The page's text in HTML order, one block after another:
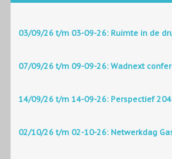
03/09/26 t/m 03-09-26: Ruimte in de
07/09/26 t/m 09-09-26: Wadnext
14/09/26 t/m 14-09-26: Perspectief
02/10/26 t/m 02-10-26: Netwerkdag